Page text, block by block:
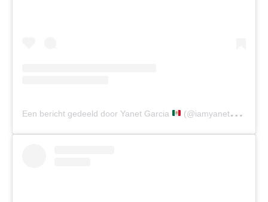
Een bericht gedeeld door Yanet Garcia (@iamyanetgarcia)